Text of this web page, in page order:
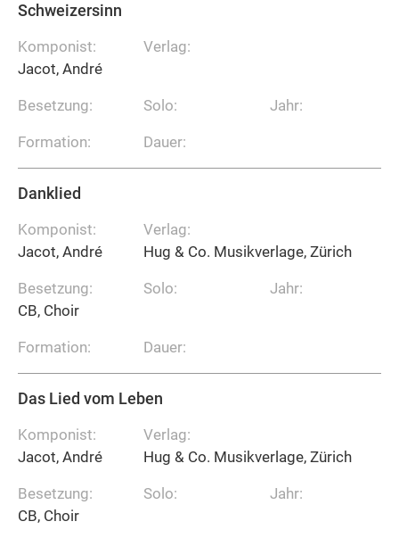
Schweizersinn
Komponist:
Jacot, André
Besetzung:
Formation:
Verlag:
Solo:
Dauer:
Jahr:
Danklied
Komponist:
Jacot, André
Besetzung:
CB, Choir
Formation:
Verlag:
Hug & Co. Musikverlage, Zürich
Solo:
Dauer:
Jahr:
Das Lied vom Leben
Komponist:
Jacot, André
Besetzung:
CB, Choir
Verlag:
Hug & Co. Musikverlage, Zürich
Solo: Jahr: